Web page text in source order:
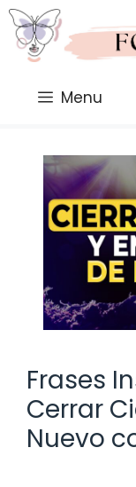
Saltar
al
contenido
Menu
Frases
Cerrar
Nuevo